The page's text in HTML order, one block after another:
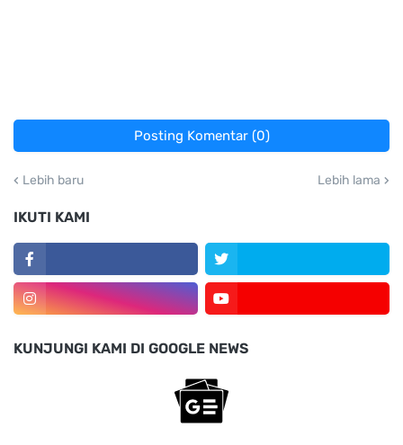
Posting Komentar (0)
Lebih baru Lebih lama
IKUTI KAMI
KUNJUNGI KAMI DI GOOGLE NEWS